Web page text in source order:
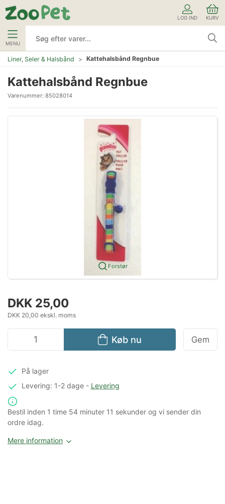
LOG IND KURV
MENU
Liner, Seler & Halsbånd Kattehalsbånd Regnbue
Kattehalsbånd Regnbue
Varenummer: 85028014
Forstør
DKK 25,00
DKK 20,00 ekskl. moms
Køb nu Gem
På lager
Levering: 1-2 dage- Levering
Bestil inden 1 time 54 minuter 10 sekunder og vi sender din
ordre idag.
Mere information